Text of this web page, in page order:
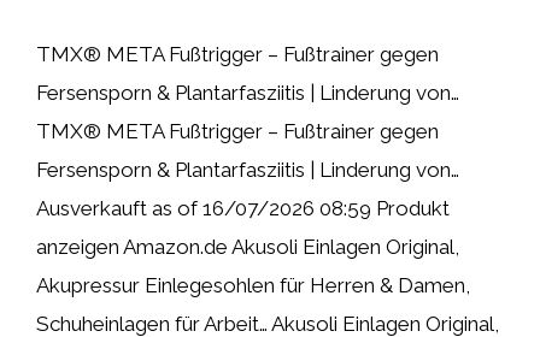
TMX® META Fußtrigger – Fußtrainer gegen
Fersensporn & Plantarfasziitis | Linderung von…
TMX® META Fußtrigger – Fußtrainer gegen
Fersensporn & Plantarfasziitis | Linderung von…
Ausverkauft as of 16/07/2026 08:59 Produkt
anzeigen Amazon.de Akusoli Einlagen Original,
Akupressur Einlegesohlen für Herren & Damen,
Schuheinlagen für Arbeit… Akusoli Einlagen Original,